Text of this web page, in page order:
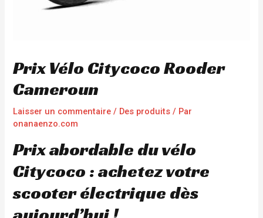
Prix Vélo Citycoco Rooder
Cameroun
Laisser un commentaire / Des produits / Par
onanaenzo.com
Prix abordable du vélo
Citycoco : achetez votre
scooter électrique dès